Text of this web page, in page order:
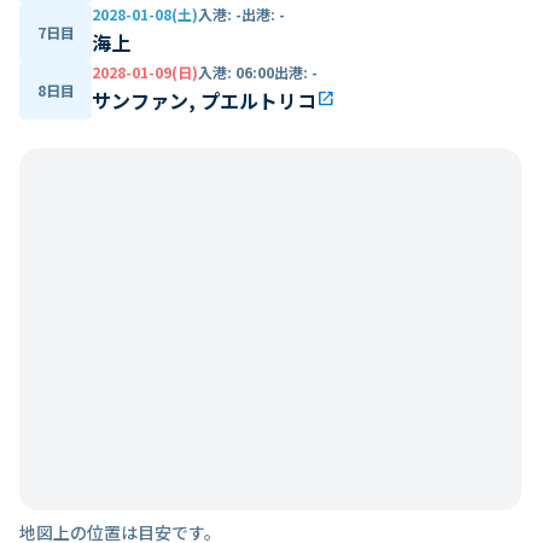
7日目
2028-01-08(土)入港: -出港: -
海上
8日目
2028-01-09(日)入港: 06:00出港: -
サンファン, プエルトリコ open_in_new
地図上の位置は目安です。